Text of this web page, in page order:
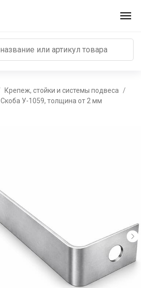
Крепеж, стойки и системы подвеса
Скоба У-1059, толщина от 2 мм